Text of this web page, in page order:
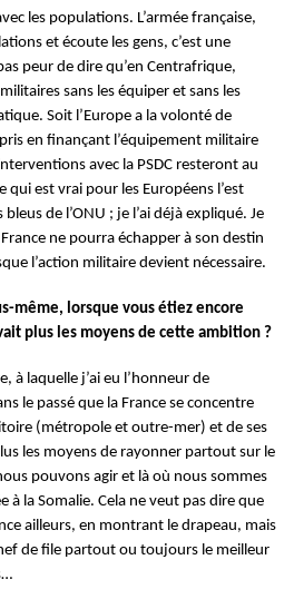
les populations. L’armée française,
et écoute les gens, c’est une
peur de dire qu’en Centrafrique,
sans les équiper et sans les
Soit l’Europe a la volonté de
en finançant l’équipement militaire
avec la PSDC resteront au
qui est vrai pour les Européens l’est
de l’ONU ; je l’ai déjà expliqué. Je
ne pourra échapper à son destin
l’action militaire devient nécessaire.
même, lorsque vous étiez encore
plus les moyens de cette ambition ?
à laquelle j’ai eu l’honneur de
le passé que la France se concentre
(métropole et outre-mer) et de ses
les moyens de rayonner partout sur le
pouvons agir et là où nous sommes
à la Somalie. Cela ne veut pas dire que
ailleurs, en montrant le drapeau, mais
de file partout ou toujours le meilleur